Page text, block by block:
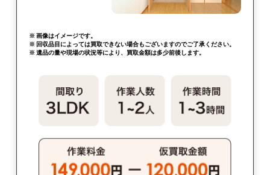
※ 画像はイメージです。
※ 回収品目によっては買取できない場合もございますのでご了承ください。
※ 遺品の量や現場の状況等により、買取金額は多少前後します。